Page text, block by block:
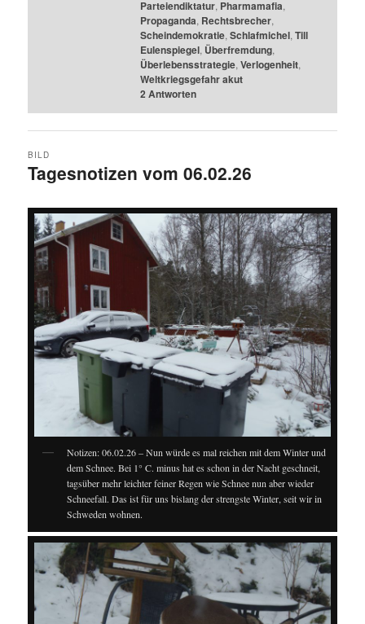
Parteiendiktatur, Pharmamafia,
Propaganda, Rechtsbrecher,
Scheindemokratie, Schlafmichel, Till
Eulenspiegel, Überfremdung,
Überlebensstrategie, Verlogenheit,
Weltkriegsgefahr akut
2 Antworten
Tagesnotizen vom 06.02.26
BILD
Notizen: 06.02.26 – Nun würde es mal reichen mit dem Winter und
dem Schnee. Bei 1° C. minus hat es schon in der Nacht geschneit,
tagsüber mehr leichter feiner Regen wie Schnee nun aber wieder
Schneefall. Das ist für uns bislang der strengste Winter, seit wir in
Schweden wohnen.